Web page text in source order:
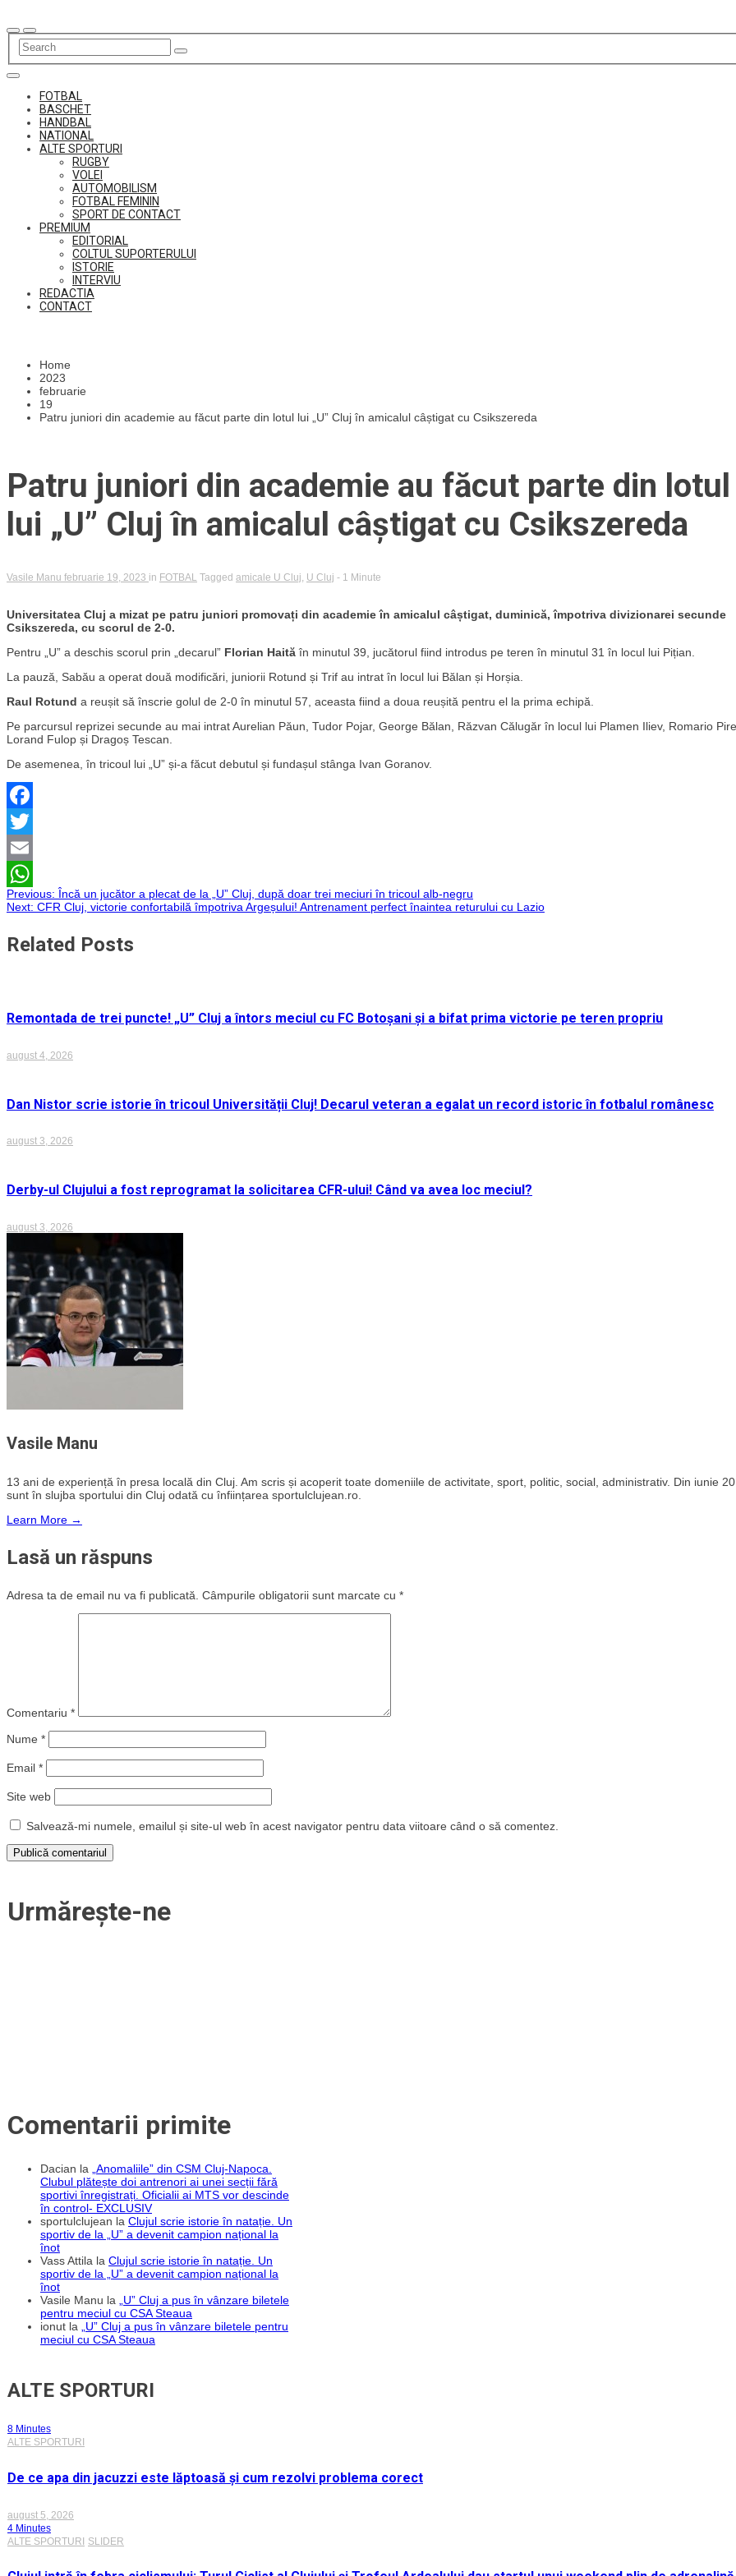
to
content
FOTBAL
BASCHET
HANDBAL
NATIONAL
ALTE SPORTURI
RUGBY
VOLEI
AUTOMOBILISM
FOTBAL FEMININ
SPORT DE CONTACT
PREMIUM
EDITORIAL
COLTUL SUPORTERULUI
ISTORIE
INTERVIU
REDACTIA
CONTACT
Home
2023
februarie
19
Patru juniori din academie au făcut parte din lotul lui „U” Cluj în amicalul câștigat cu Csikszereda
Patru juniori din academie au făcut parte din lotul
lui „U” Cluj în amicalul câștigat cu Csikszereda
Vasile Manu februarie 19, 2023 in FOTBAL Tagged amicale U Cluj U Cluj - 1 Minute
Universitatea Cluj a mizat pe patru juniori promovați din academie în amicalul câștigat, duminică, împotriva divizionarei secunde
Csikszereda, cu scorul de 2-0.
Pentru „U” a deschis scorul prin „decarul” Florian Haită în minutul 39, jucătorul fiind introdus pe teren în minutul 31 în locul lui Pițian.
La pauză, Sabău a operat două modificări, juniorii Rotund și Trif au intrat în locul lui Bălan și Horșia.
Raul Rotund a reușit să înscrie golul de 2-0 în minutul 57, aceasta fiind a doua reușită pentru el la prima echipă.
Pe parcursul reprizei secunde au mai intrat Aurelian Păun, Tudor Pojar, George Bălan, Răzvan Călugăr în locul lui Plamen Iliev, Romario
Lorand Fulop și Dragoș Tescan.
De asemenea, în tricoul lui „U” și-a făcut debutul și fundașul stânga Ivan Goranov.
Facebook
Twitter
Email
WhatsApp
Navigare
în
Previous: Încă un jucător a plecat de la „U” Cluj, după doar trei meciuri în tricoul alb-negru
Next: CFR Cluj, victorie confortabilă împotriva Argeșului! Antrenament perfect înaintea returului cu Lazio
Related Posts
Remontada de trei puncte! „U” Cluj a întors meciul cu FC Botoșani și a bifat prima victorie pe teren propriu
august 4, 2026
Dan Nistor scrie istorie în tricoul Universității Cluj! Decarul veteran a egalat un record istoric în fotbalul românesc
august 3, 2026
Derby-ul Clujului a fost reprogramat la solicitarea CFR-ului! Când va avea loc meciul?
august 3, 2026
Vasile Manu
13 ani de experiență în presa locală din Cluj. Am scris și acoperit toate domeniile de activitate, sport, politic, social, administrativ. Din iunie
sunt în slujba sportului din Cluj odată cu înființarea sportulclujean.ro.
Learn More →
Lasă un răspuns
Adresa ta de email nu va fi publicată. Câmpurile obligatorii sunt marcate cu *
Comentariu *
Nume *
Email *
Site web
Salvează-mi numele, emailul și site-ul web în acest navigator pentru data viitoare când o să comentez.
Urmărește-ne
Comentarii primite
Dacian la „Anomaliile” din CSM Cluj-Napoca.
Clubul plătește doi antrenori ai unei secții fără
sportivi înregistrați. Oficialii ai MTS vor descinde
în control- EXCLUSIV
sportulclujean la Clujul scrie istorie în natație. Un
sportiv de la „U” a devenit campion național la
înot
Vass Attila la Clujul scrie istorie în natație. Un
sportiv de la „U” a devenit campion național la
înot
Vasile Manu la „U” Cluj a pus în vânzare biletele
pentru meciul cu CSA Steaua
ionut la „U” Cluj a pus în vânzare biletele pentru
meciul cu CSA Steaua
ALTE SPORTURI
8 Minutes
ALTE SPORTURI
De ce apa din jacuzzi este lăptoasă și cum rezolvi problema corect
august 5, 2026
4 Minutes
ALTE SPORTURI SLIDER